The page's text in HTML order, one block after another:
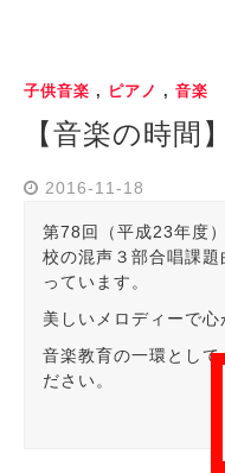
子供音楽 , ピアノ , 音楽
【音楽の時間
2016-11-18
第78回（平成23年度
校の混声３部合唱課
っています。
美しいメロディーで心
音楽教育の一環とし
ださい。